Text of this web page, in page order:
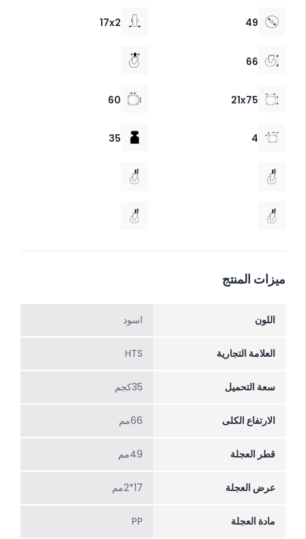
49
17x2
66
21x75
60
4
35
ميزات المنتج
اللون اسود
العلامة التجارية HTS
سعة التحميل 35كجم
الارتفاع الکلی 66مم
قطر العجلة 49مم
عرض العجلة 17*2مم
مادة العجلة PP